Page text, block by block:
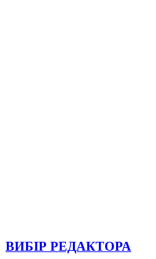
ВИБІР РЕДАКТОРА